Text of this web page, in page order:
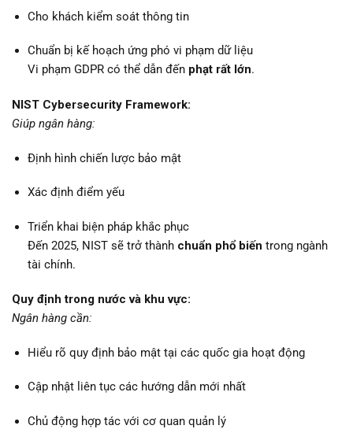
Cho khách kiểm soát thông tin
Chuẩn bị kế hoạch ứng phó vi phạm dữ liệu
Vi phạm GDPR có thể dẫn đến phạt rất lớn.
NIST Cybersecurity Framework:
Giúp ngân hàng:
Định hình chiến lược bảo mật
Xác định điểm yếu
Triển khai biện pháp khắc phục
Đến 2025, NIST sẽ trở thành chuẩn phổ biến trong ngành
tài chính.
Quy định trong nước và khu vực:
Ngân hàng cần:
Hiểu rõ quy định bảo mật tại các quốc gia hoạt động
Cập nhật liên tục các hướng dẫn mới nhất
Chủ động hợp tác với cơ quan quản lý